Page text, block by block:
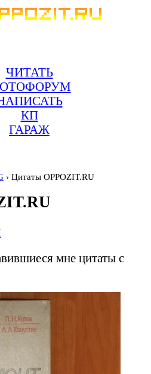
ЧИТАТЬ
КП
ГАРАЖ
› Цитаты OPPOZIT.RU
мне цитаты с